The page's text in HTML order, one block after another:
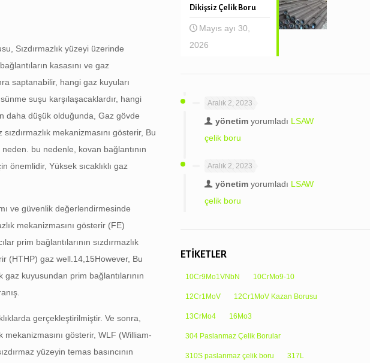
Sızdırmazlık yüzeyi üzerinde
kasasını ve gaz
saptanabilir, hangi gaz kuyuları
suşu karşılaşacaklardır, hangi
daha düşük olduğunda, Gaz gövde
mekanizmasını gösterir, Bu
bu nedenle, kovan bağlantının
önemlidir, Yüksek sıcaklıklı gaz
ve güvenlik değerlendirmesinde
mekanizmasını gösterir (FE)
prim bağlantılarının sızdırmazlık
(HTHP) gaz well.14,15However, Bu
kuyusundan prim bağlantılarının
gerçekleştirilmiştir. Ve sonra,
mekanizmasını gösterir, WLF (William-
yüzeyin temas basıncının
Dikişsiz Çelik Boru
Mayıs ayı 30,
2026
Aralık 2, 2023
yönetimyorumladı LSAW
çelik boru
Aralık 2, 2023
yönetimyorumladı LSAW
çelik boru
ETİKETLER
10Cr9Mo1VNbN 10CrMo9-10
12Cr1MoV 12Cr1MoV Kazan Borusu
13CrMo4 16Mo3
304 Paslanmaz Çelik Borular
310S paslanmaz çelik boru 317L